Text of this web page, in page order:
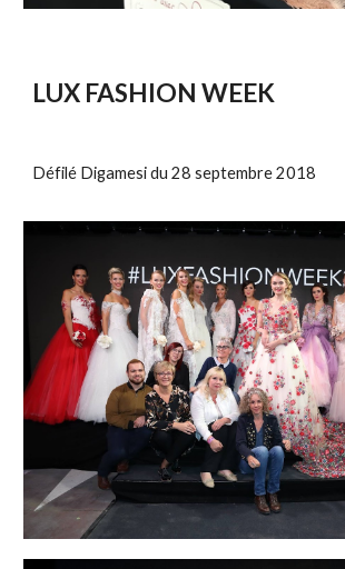
LUX FASHION WEEK
Défilé Digamesi du 28 septembre 2018